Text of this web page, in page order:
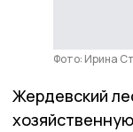
Фото: Ирина
Жердевский